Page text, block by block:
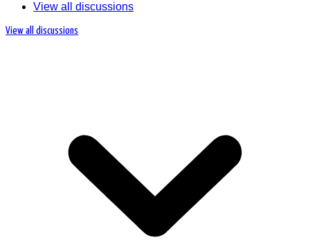
View all discussions
View all discussions